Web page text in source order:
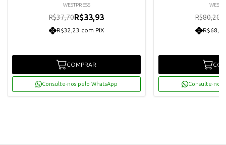
WESTPRESS
R$37,70R$33,93
R$32,23 com PIX
COMPRAR
Consulte-nos pelo WhatsApp
R$80,20
Consulte-nos